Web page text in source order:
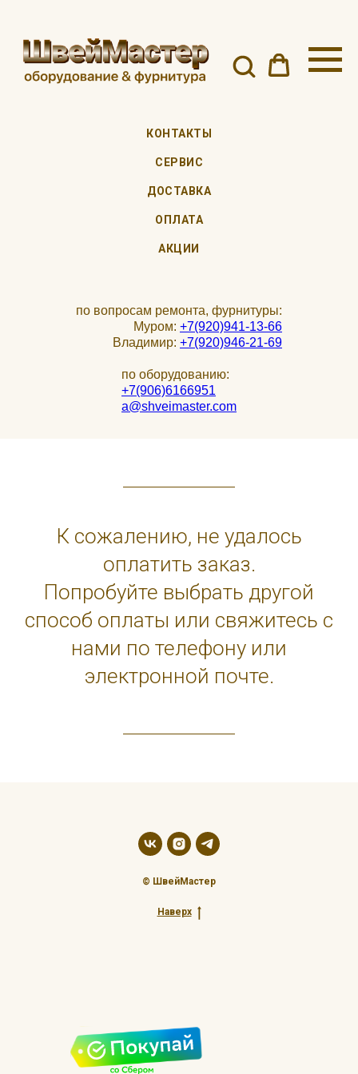
КОНТАКТЫ
СЕРВИС
ДОСТАВКА
ОПЛАТА
АКЦИИ
по вопросам ремонта, фурнитуры:
Муром: +7(920)941-13-66
Владимир: +7(920)946-21-69
по оборудованию:
+7(906)6166951
a@shveimaster.com
К сожалению, не удалось
оплатить заказ.
Попробуйте выбрать другой
способ оплаты или свяжитесь с
нами по телефону или
электронной почте.
© ШвейМастер
Наверх